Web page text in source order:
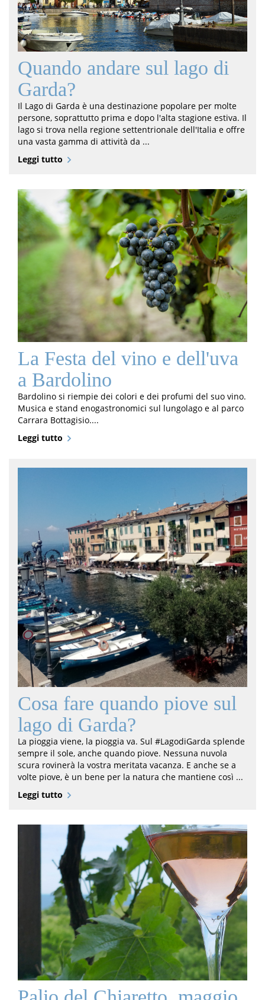
Quando andare sul lago di
Garda?
Il Lago di Garda è una destinazione popolare per molte
persone, soprattutto prima e dopo l'alta stagione estiva. Il
lago si trova nella regione settentrionale dell'Italia e offre
una vasta gamma di attività da ...
Leggi tutto
La Festa del vino e dell'uva
a Bardolino
Bardolino si riempie dei colori e dei profumi del suo vino.
Musica e stand enogastronomici sul lungolago e al parco
Carrara Bottagisio....
Leggi tutto
Cosa fare quando piove sul
lago di Garda?
La pioggia viene, la pioggia va. Sul #LagodiGarda splende
sempre il sole, anche quando piove. Nessuna nuvola
scura rovinerà la vostra meritata vacanza. E anche se a
volte piove, è un bene per la natura che mantiene così ...
Leggi tutto